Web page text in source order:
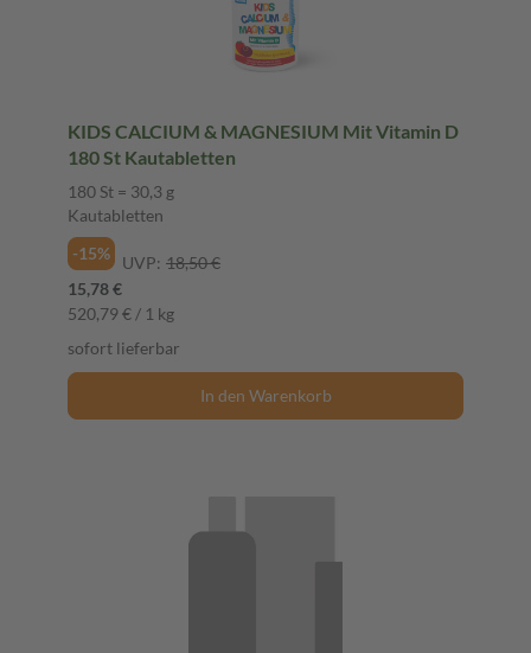
KIDS CALCIUM & MAGNESIUM Mit Vitamin D
180 St Kautabletten
180 St = 30,3 g
Kautabletten
-15%
UVP: 18,50 €
15,78 €
520,79 € / 1 kg
sofort lieferbar
In den Warenkorb